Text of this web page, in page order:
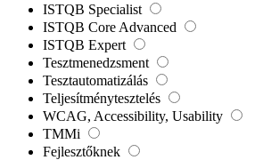
ISTQB Specialist
ISTQB Core Advanced
ISTQB Expert
Tesztmenedzsment
Tesztautomatizálás
Teljesítménytesztelés
WCAG, Accessibility, Usability
TMMi
Fejlesztőknek